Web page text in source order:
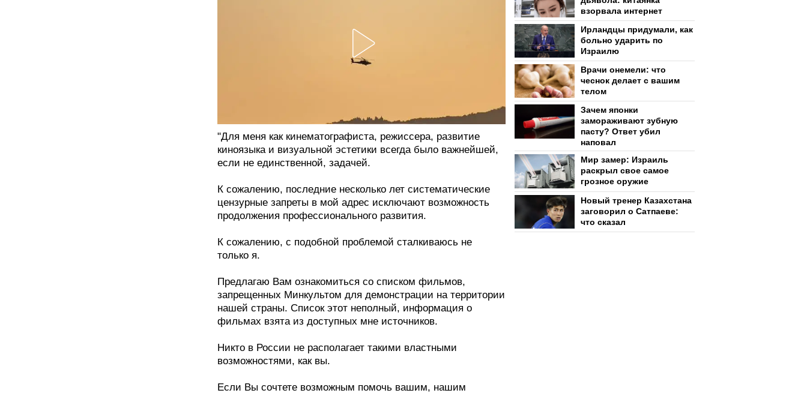
"Для меня как кинематографиста, режиссера, развитие
киноязыка и визуальной эстетики всегда было важнейшей,
если не единственной, задачей.
К сожалению, последние несколько лет систематические
цензурные запреты в мой адрес исключают возможность
продолжения профессионального развития.
К сожалению, с подобной проблемой сталкиваюсь не
только я.
Предлагаю Вам ознакомиться со списком фильмов,
запрещенных Минкультом для демонстрации на территории
нашей страны. Список этот неполный, информация о
фильмах взята из доступных мне источников.
Никто в России не располагает такими властными
возможностями, как вы.
Если Вы сочтете возможным помочь вашим, нашим